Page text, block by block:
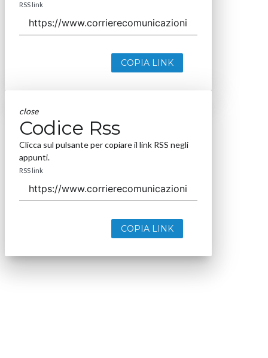
RSS link
COPIA LINK
close
Codice Rss
Clicca sul pulsante per copiare il link RSS negli
appunti.
RSS link
COPIA LINK